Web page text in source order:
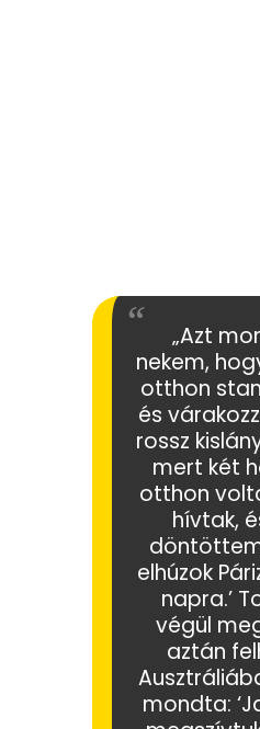
„Azt
nekem,
otthon
és
rossz
mert két
otthon
hívtak,
elhúzok
napra.’
végül
aztán
mondta: